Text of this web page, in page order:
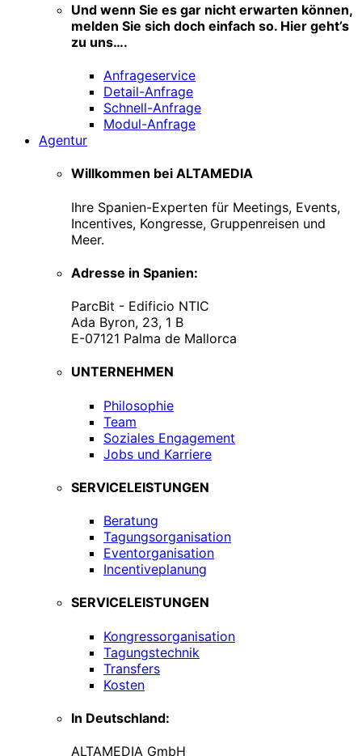
Und wenn Sie es gar nicht erwarten können,
melden Sie sich doch einfach so. Hier geht’s
zu uns….
Anfrageservice
Detail-Anfrage
Schnell-Anfrage
Modul-Anfrage
Agentur
Willkommen bei ALTAMEDIA
Ihre Spanien-Experten für Meetings, Events,
Incentives, Kongresse, Gruppenreisen und
Meer.
Adresse in Spanien:
ParcBit - Edificio NTIC
Ada Byron, 23, 1 B
E-07121 Palma de Mallorca
UNTERNEHMEN
Philosophie
Team
Soziales Engagement
Jobs und Karriere
SERVICELEISTUNGEN
Beratung
Tagungsorganisation
Eventorganisation
Incentiveplanung
SERVICELEISTUNGEN
Kongressorganisation
Tagungstechnik
Transfers
Kosten
In Deutschland:
ALTAMEDIA GmbH